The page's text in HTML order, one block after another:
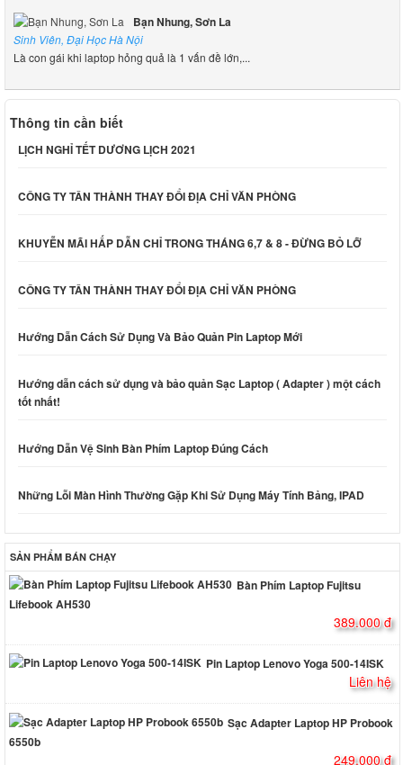
Bạn Nhung, Sơn La
Sinh Viên, Đại Học Hà Nội
Là con gái khi laptop hỏng quả là 1 vấn đề lớn,...
Thông tin cần biết
LỊCH NGHỈ TẾT DƯƠNG LỊCH 2021
CÔNG TY TÂN THÀNH THAY ĐỔI ĐỊA CHỈ VĂN PHÒNG
KHUYỄN MÃI HẤP DẪN CHỈ TRONG THÁNG 6,7 & 8 - ĐỪNG BỎ LỠ
CÔNG TY TÂN THÀNH THAY ĐỔI ĐỊA CHỈ VĂN PHÒNG
Hướng Dẫn Cách Sử Dụng Và Bảo Quản Pin Laptop Mới
Hướng dẫn cách sử dụng và bảo quản Sạc Laptop ( Adapter ) một cách
tốt nhất!
Hướng Dẫn Vệ Sinh Bàn Phím Laptop Đúng Cách
Những Lỗi Màn Hình Thường Gặp Khi Sử Dụng Máy Tính Bảng, IPAD
SẢN PHẨM BÁN CHẠY
Bàn Phím Laptop Fujitsu
Lifebook AH530
389.000 đ
Pin Laptop Lenovo Yoga 500-14ISK
Liên hệ
Sạc Adapter Laptop HP Probook
6550b
249.000 đ